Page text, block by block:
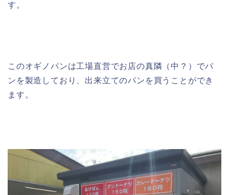
す。
このオギノパンは工場直営でお店の真隣（中？）でパ
ンを製造しており、出来立てのパンを買うことができ
ます。